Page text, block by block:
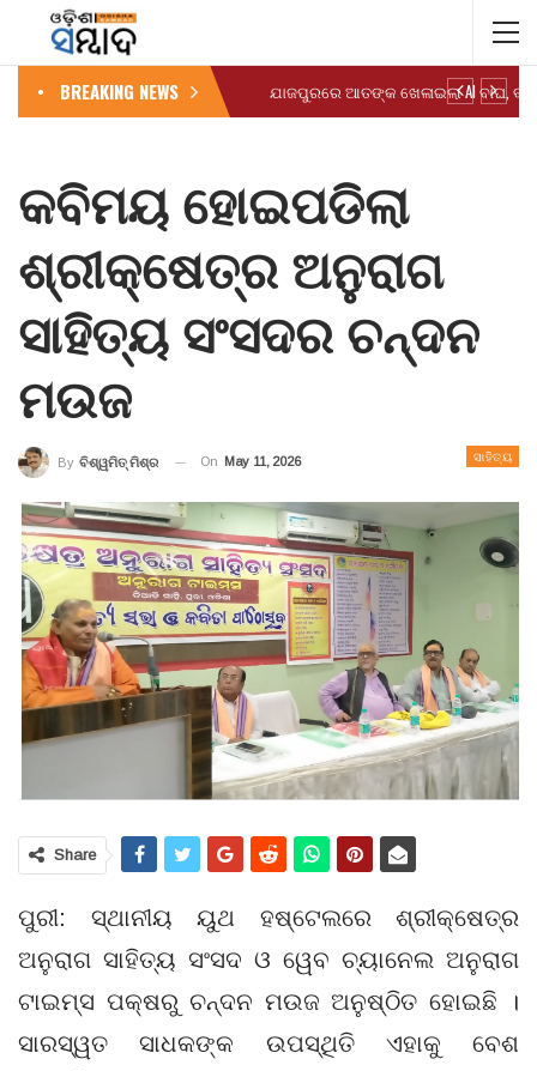
BREAKING NEWS
କବିମୟ ହୋଇପଡିଲା
ଶ୍ରୀକ୍ଷେତ୍ର ଅନୁରାଗ
ସାହିତ୍ୟ ସଂସଦର ଚନ୍ଦନ
ମଉଜ
ସାହିତ୍ୟ
By ବିଶ୍ୱମିତ୍ ମିଶ୍ର On May 11, 2026
Share
ପୁରୀ: ସ୍ଥାନୀୟ ୟୁଥ ହଷ୍ଟେଲରେ ଶ୍ରୀକ୍ଷେତ୍ର
ଅନୁରାଗ ସାହିତ୍ୟ ସଂସଦ ଓ ୱେବ ଚ୍ୟାନେଲ ଅନୁରାଗ
ଟାଇମ୍ସ ପକ୍ଷରୁ ଚନ୍ଦନ ମଉଜ ଅନୁଷ୍ଠିତ ହୋଇଛି ।
ସାରସ୍ୱତ ସାଧକଙ୍କ ଉପସ୍ଥିତି ଏହାକୁ ବେଶ